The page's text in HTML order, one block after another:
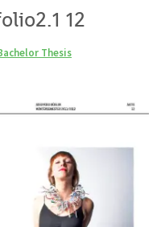
12
Thesis